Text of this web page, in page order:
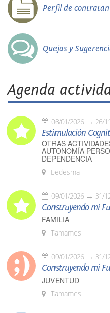
Perfil de
Quejas y
Agenda
08/01/2026 26/
Estimulación
OTRAS
AUTONOMÍA
DEPENDENCIA
Ledesma
09/01/2026 31/
Construyendo mi
FAMILIA
Tamames
09/01/2026 31/
Construyendo mi
JUVENTUD
Tamames